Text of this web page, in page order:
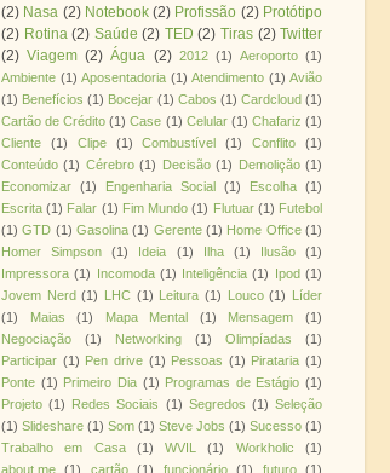
(2) Nasa (2) Notebook (2) Profissão (2) Protótipo
(2) Rotina (2) Saúde (2) TED (2) Tiras (2) Twitter
(2) Viagem (2) Água (2) 2012 (1) Aeroporto (1)
Ambiente (1) Aposentadoria (1) Atendimento (1) Avião
(1) Benefícios (1) Bocejar (1) Cabos (1) Cardcloud (1)
Cartão de Crédito (1) Case (1) Celular (1) Chafariz (1)
Cliente
(1) Clipe (1) Combustível (1) Conflito
(1)
Conteúdo (1) Cérebro (1) Decisão (1) Demolição (1)
Economizar (1) Engenharia Social (1) Escolha (1)
Escrita (1) Falar (1) Fim Mundo (1) Flutuar (1) Futebol
(1) GTD (1) Gasolina (1) Gerente (1) Home Office (1)
Homer Simpson
(1) Ideia (1) Ilha (1) Ilusão
(1)
Impressora (1) Incomoda (1) Inteligência (1) Ipod (1)
Jovem Nerd (1) LHC (1) Leitura (1) Louco (1) Líder
(1)
Maias (1) Mapa Mental (1) Mensagem
(1)
Negociação
(1) Networking (1) Olimpíadas
(1)
Participar (1) Pen drive (1) Pessoas (1) Pirataria (1)
Ponte (1) Primeiro Dia (1) Programas de Estágio (1)
Projeto (1) Redes Sociais (1) Segredos (1) Seleção
(1) Slideshare (1) Som (1) Steve Jobs (1) Sucesso (1)
Trabalho em Casa
(1) WVIL (1) Workholic
(1)
about.me
(1) cartão (1) funcionário (1) futuro
(1)